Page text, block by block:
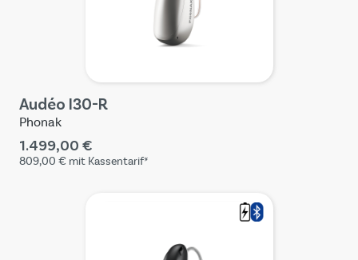
Audéo I30-R
Phonak
1.499,00 €
809,00 € mit Kassentarif*